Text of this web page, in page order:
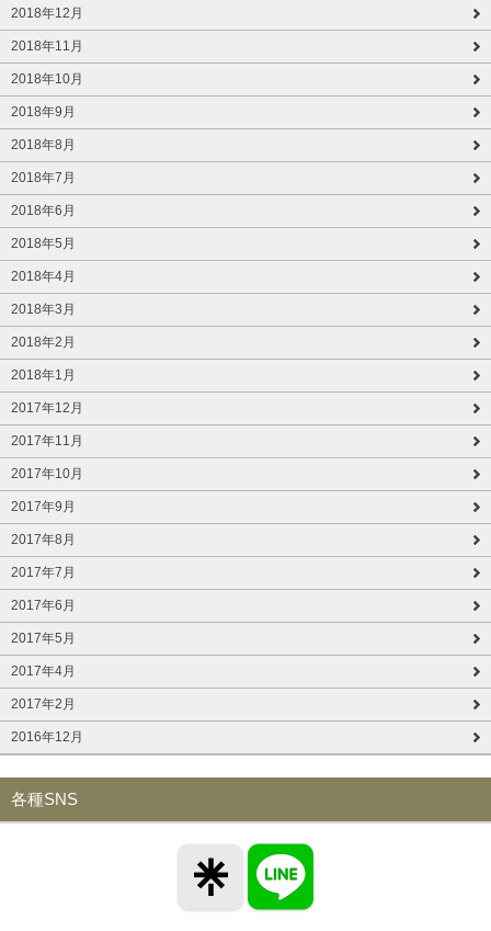
2018年12月
2018年11月
2018年10月
2018年9月
2018年8月
2018年7月
2018年6月
2018年5月
2018年4月
2018年3月
2018年2月
2018年1月
2017年12月
2017年11月
2017年10月
2017年9月
2017年8月
2017年7月
2017年6月
2017年5月
2017年4月
2017年2月
2016年12月
各種SNS